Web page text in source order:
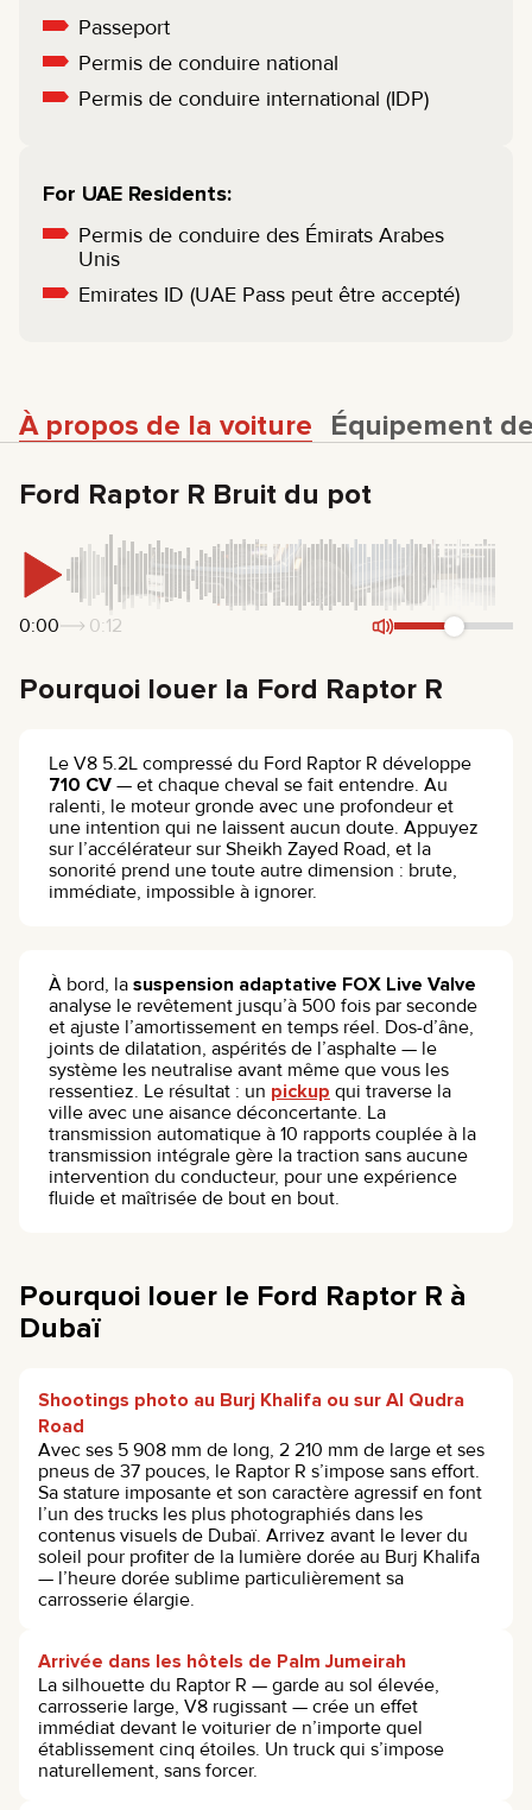
Passeport
Permis de conduire national
Permis de conduire international (IDP)
For UAE Residents:
Permis de conduire des Émirats Arabes
Unis
Emirates ID (UAE Pass peut être accepté)
À propos de la voiture
Équipement
Ford Raptor R Bruit du pot
0:00 0:12
Pourquoi louer la Ford Raptor R
Le V8 5.2L compressé du Ford Raptor R développe
710 CV — et chaque cheval se fait entendre. Au
ralenti, le moteur gronde avec une profondeur et
une intention qui ne laissent aucun doute. Appuyez
sur l’accélérateur sur Sheikh Zayed Road, et la
sonorité prend une toute autre dimension : brute,
immédiate, impossible à ignorer.
À bord, la suspension adaptative FOX Live Valve
analyse le revêtement jusqu’à 500 fois par seconde
et ajuste l’amortissement en temps réel. Dos-d’âne,
joints de dilatation, aspérités de l’asphalte — le
système les neutralise avant même que vous les
ressentiez. Le résultat : un pickup qui traverse la
ville avec une aisance déconcertante. La
transmission automatique à 10 rapports couplée à la
transmission intégrale gère la traction sans aucune
intervention du conducteur, pour une expérience
fluide et maîtrisée de bout en bout.
Pourquoi louer le Ford Raptor R à
Dubaï
Shootings photo au Burj Khalifa ou sur Al Qudra
Road
Avec ses 5 908 mm de long, 2 210 mm de large et ses
pneus de 37 pouces, le Raptor R s’impose sans effort.
Sa stature imposante et son caractère agressif en font
l’un des trucks les plus photographiés dans les
contenus visuels de Dubaï. Arrivez avant le lever du
soleil pour profiter de la lumière dorée au Burj Khalifa
— l’heure dorée sublime particulièrement sa
carrosserie élargie.
Arrivée dans les hôtels de Palm Jumeirah
La silhouette du Raptor R — garde au sol élevée,
carrosserie large, V8 rugissant — crée un effet
immédiat devant le voiturier de n’importe quel
établissement cinq étoiles. Un truck qui s’impose
naturellement, sans forcer.